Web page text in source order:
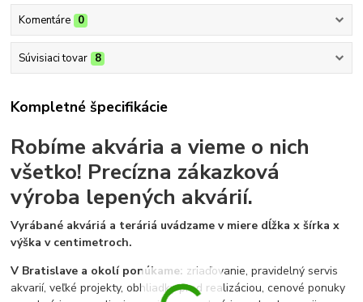
Komentáre 0
Súvisiaci tovar 8
Kompletné špecifikácie
Robíme akvária a vieme o nich
všetko! Precízna zákazková
výroba lepených akvárií.
Vyrábané akváriá a teráriá uvádzame v miere dĺžka x šírka x
výška v centimetroch.
V Bratislave a okolí ponúkame: zriaďovanie, pravidelný servis
akvarií, veľké projekty, obhliadky pred realizáciou, cenové ponuky